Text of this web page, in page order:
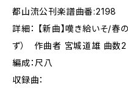
都山流公刊楽譜曲番:2198
詳細： 【新曲】嘆き給いそ/春
ず） 作曲者 宮城道雄 曲数2
編成：尺八
収録曲：